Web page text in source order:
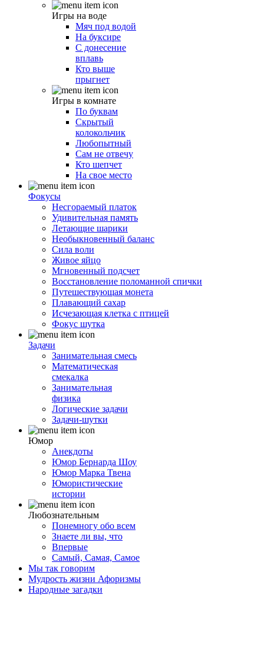
Игры на воде
Мяч под водой
На буксире
С донесение
вплавь
Кто выше
прыгнет
Игры в комнате
По буквам
Скрытый
колокольчик
Любопытный
Сам не отвечу
Кто шепчет
На свое место
Фокусы
Несгораемый платок
Удивительная память
Летающие шарики
Необыкновенный баланс
Сила воли
Живое яйцо
Мгновенный подсчет
Восстановление поломанной спички
Путешествующая монета
Плавающий сахар
Исчезающая клетка с птицей
Фокус шутка
Задачи
Занимательная смесь
Математическая
смекалка
Занимательная
физика
Логические задачи
Задачи-шутки
Юмор
Анекдоты
Юмор Бернарда Шоу
Юмор Марка Твена
Юмористические
истории
Любознательным
Понемногу обо всем
Знаете ли вы, что
Впервые
Самый, Самая, Самое
Мы так говорим
Мудрость жизни Афоризмы
Народные загадки